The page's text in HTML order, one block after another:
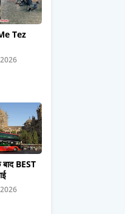
Tez
बाद BEST